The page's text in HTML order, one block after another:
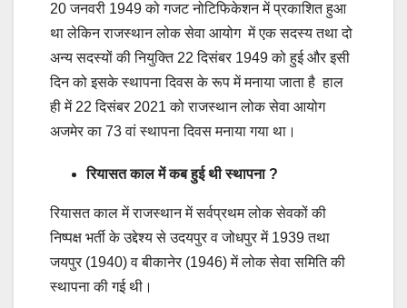
20 जनवरी 1949 को गजट नोटिफिकेशन में प्रकाशित हुआ
था लेकिन राजस्थान लोक सेवा आयोग में एक सदस्य तथा दो
अन्य सदस्यों की नियुक्ति 22 दिसंबर 1949 को हुई और इसी
दिन को इसके स्थापना दिवस के रूप में मनाया जाता है हाल
ही में 22 दिसंबर 2021 को राजस्थान लोक सेवा आयोग
अजमेर का 73 वां स्थापना दिवस मनाया गया था।
रियासत काल में कब हुई थी स्थापना ?
रियासत काल में राजस्थान में सर्वप्रथम लोक सेवकों की
निष्पक्ष भर्ती के उद्देश्य से उदयपुर व जोधपुर में 1939 तथा
जयपुर (1940) व बीकानेर (1946) में लोक सेवा समिति की
स्थापना की गई थी।